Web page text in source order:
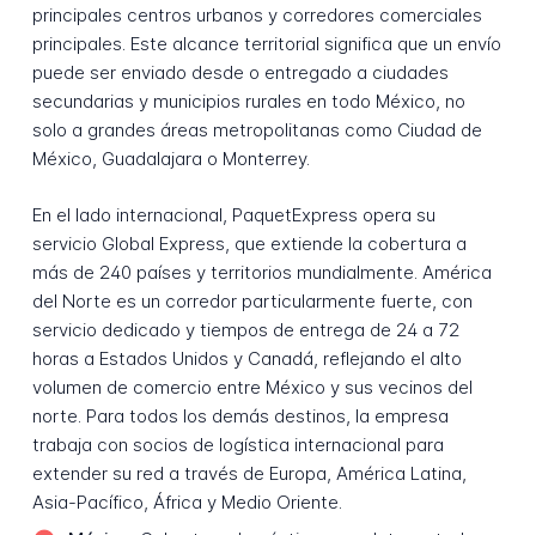
principales centros urbanos y corredores comerciales
principales. Este alcance territorial significa que un envío
puede ser enviado desde o entregado a ciudades
secundarias y municipios rurales en todo México, no
solo a grandes áreas metropolitanas como Ciudad de
México, Guadalajara o Monterrey.
En el lado internacional, PaquetExpress opera su
servicio Global Express, que extiende la cobertura a
más de 240 países y territorios mundialmente. América
del Norte es un corredor particularmente fuerte, con
servicio dedicado y tiempos de entrega de 24 a 72
horas a Estados Unidos y Canadá, reflejando el alto
volumen de comercio entre México y sus vecinos del
norte. Para todos los demás destinos, la empresa
trabaja con socios de logística internacional para
extender su red a través de Europa, América Latina,
Asia-Pacífico, África y Medio Oriente.